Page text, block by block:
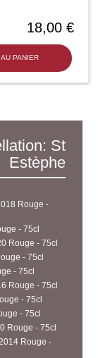
18,00 €
PANIER
St
Estèphe
Rouge -
- 75cl
Rouge - 75cl
- 75cl
- 75cl
Rouge - 75cl
- 75cl
- 75cl
Rouge - 75cl
Rouge -